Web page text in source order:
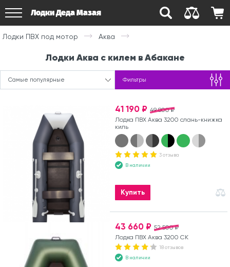
Лодки Деда Мазая
Лодки ПВХ под мотор Аква
Лодки Аква с килем в Абакане
Самые популярные Фильтры
49 800 ₽
41 190 ₽
Лодка ПВХ Аква 3200 слань-книжка
киль
3 отзыва
В наличии
Купить
52 500 ₽
43 660 ₽
Лодка ПВХ Аква 3200 СК
18 отзывов
В наличии